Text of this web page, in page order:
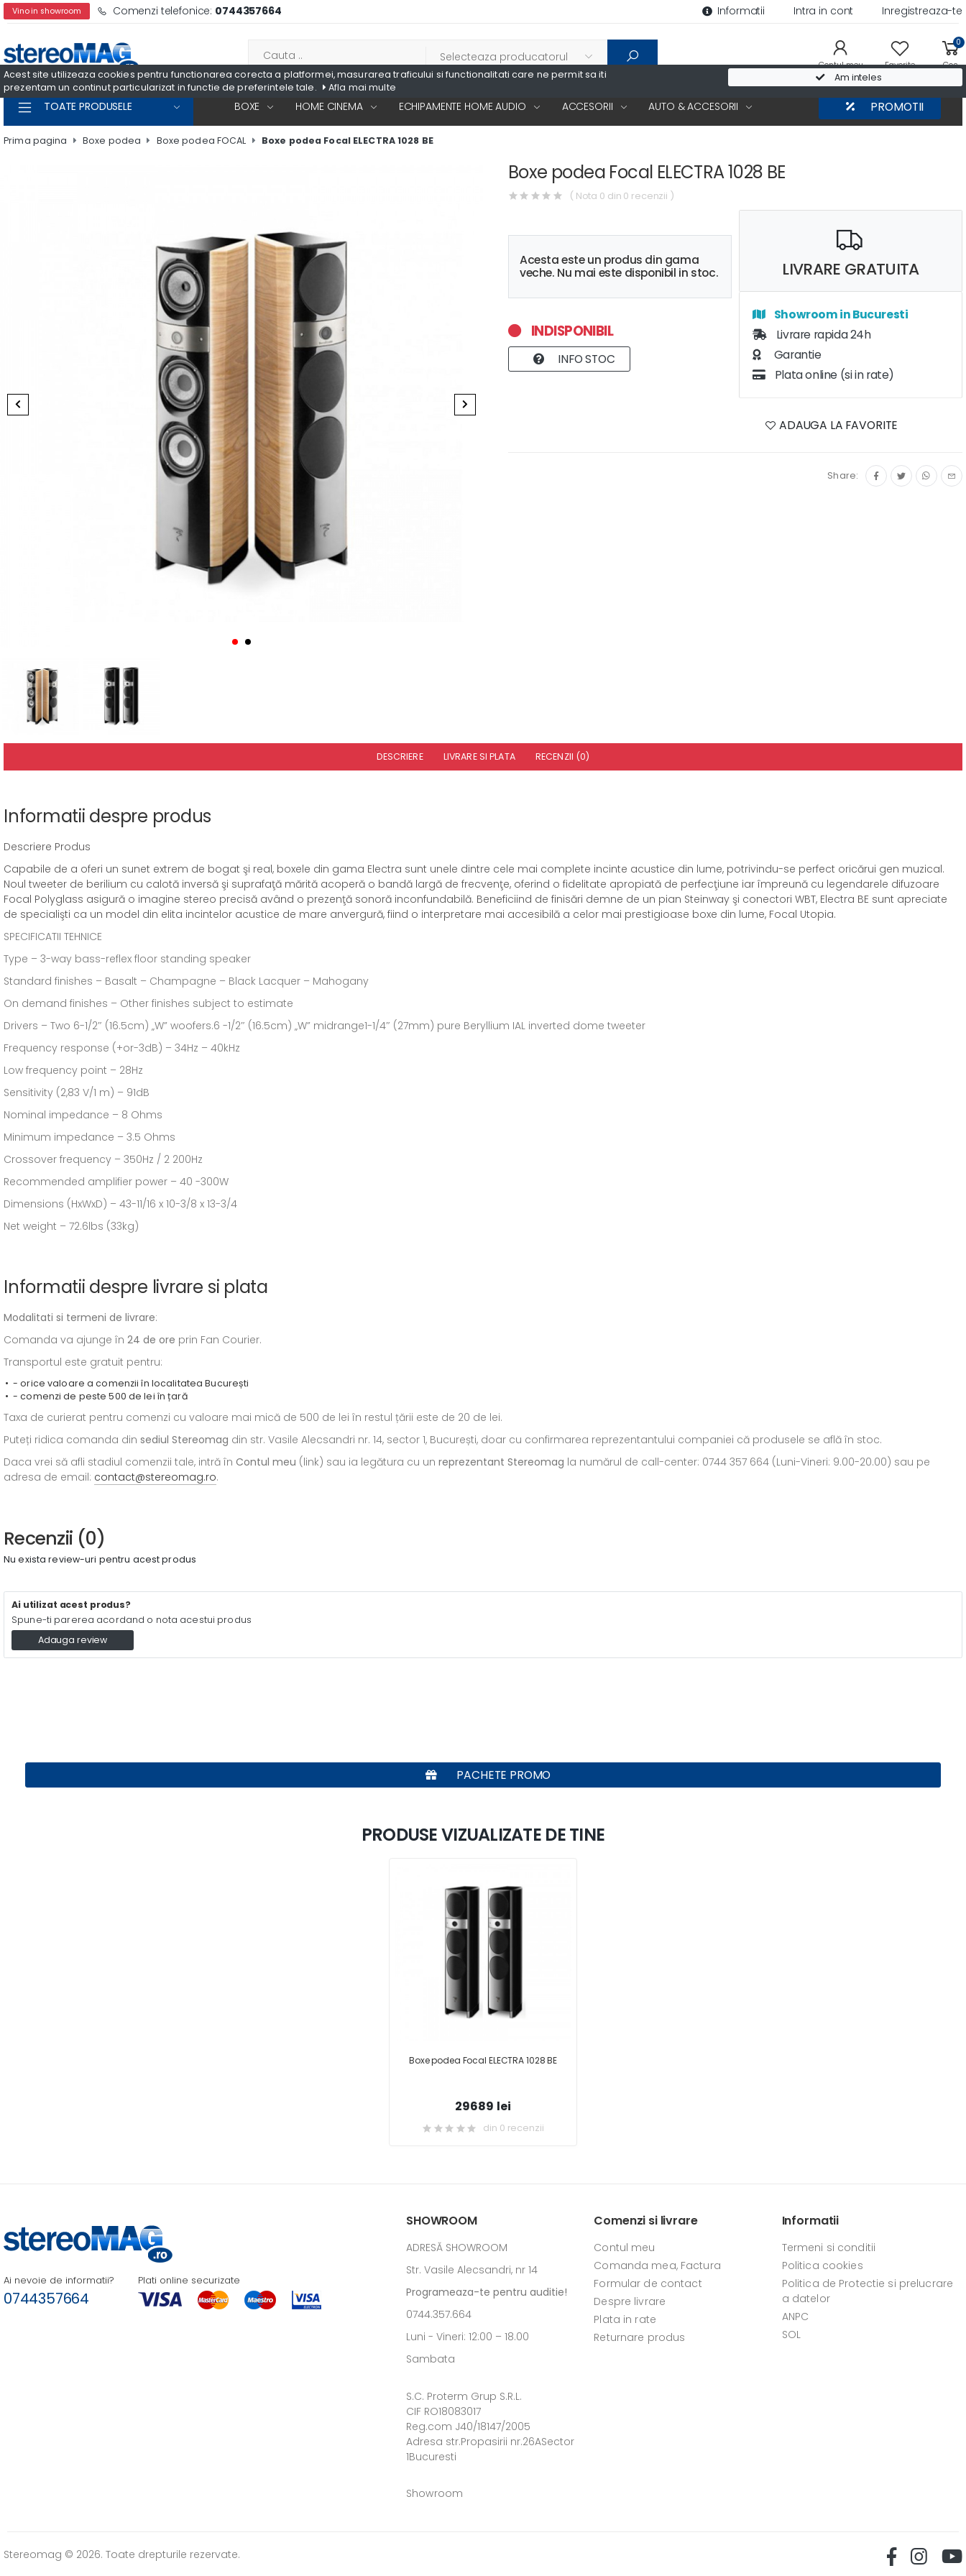
Acest site utilizeaza cookies pentru functionarea corecta a platformei, masurarea traficului si functionalitati care ne permit sa iti
prezentam un continut particularizat in functie de preferintele tale.
Afla mai multe
Am inteles
Vino in showroom Comenzi telefonice: 0744357664 Informatii Intra in cont Inregistreaza-te
Contul meu Favorite
0
Cos
TOATE PRODUSELE BOXE HOME CINEMA ECHIPAMENTE HOME AUDIO ACCESORII AUTO & ACCESORII PROMOTII
Prima pagina Boxe podea Boxe podea FOCAL Boxe podea Focal ELECTRA 1028 BE
Boxe podea Focal ELECTRA 1028 BE
( Nota 0 din 0 recenzii )
Acesta este un produs din gama
veche. Nu mai este disponibil in stoc.
INDISPONIBIL
INFO STOC
LIVRARE GRATUITA
Showroom in Bucuresti
Livrare rapida 24h
Garantie
Plata online (si in rate)
ADAUGA LA FAVORITE
Share:
DESCRIERE LIVRARE SI PLATA RECENZII (0)
Informatii despre produs
Descriere Produs
Capabile de a oferi un sunet extrem de bogat şi real, boxele din gama Electra sunt unele dintre cele mai complete incinte acustice din lume, potrivindu-se perfect oricărui gen muzical.
Noul tweeter de berilium cu calotă inversă şi suprafaţă mărită acoperă o bandă largă de frecvenţe, oferind o fidelitate apropiată de perfecţiune iar împreună cu legendarele difuzoare
Focal Polyglass asigură o imagine stereo precisă având o prezenţă sonoră inconfundabilă. Beneficiind de finisări demne de un pian Steinway şi conectori WBT, Electra BE sunt apreciate
de specialişti ca un model din elita incintelor acustice de mare anvergură, fiind o interpretare mai accesibilă a celor mai prestigioase boxe din lume, Focal Utopia.
SPECIFICATII TEHNICE
Type – 3-way bass-reflex floor standing speaker
Standard finishes – Basalt – Champagne – Black Lacquer – Mahogany
On demand finishes – Other finishes subject to estimate
Drivers – Two 6-1/2″ (16.5cm) „W” woofers.6 -1/2″ (16.5cm) „W” midrange1-1/4″ (27mm) pure Beryllium IAL inverted dome tweeter
Frequency response (+or-3dB) – 34Hz – 40kHz
Low frequency point – 28Hz
Sensitivity (2,83 V/1 m) – 91dB
Nominal impedance – 8 Ohms
Minimum impedance – 3.5 Ohms
Crossover frequency – 350Hz / 2 200Hz
Recommended amplifier power – 40 -300W
Dimensions (HxWxD) – 43-11/16 x 10-3/8 x 13-3/4
Net weight – 72.6lbs (33kg)
Informatii despre livrare si plata
Modalitati si termeni de livrare:
Comanda va ajunge în 24 de ore prin Fan Courier.
Transportul este gratuit pentru:
- orice valoare a comenzii în localitatea București
- comenzi de peste 500 de lei în țară
Taxa de curierat pentru comenzi cu valoare mai mică de 500 de lei în restul țării este de 20 de lei.
Puteți ridica comanda din sediul Stereomag din str. Vasile Alecsandri nr. 14, sector 1, București, doar cu confirmarea reprezentantului companiei că produsele se află în stoc.
Daca vrei să afli stadiul comenzii tale, intră în Contul meu (link) sau ia legătura cu un reprezentant Stereomag la numărul de call-center: 0744 357 664 (Luni-Vineri: 9.00-20.00) sau pe
adresa de email: contact@stereomag.ro.
Recenzii (0)
Nu exista review-uri pentru acest produs
Ai utilizat acest produs?
Spune-ti parerea acordand o nota acestui produs
Adauga review
PACHETE PROMO
PRODUSE VIZUALIZATE DE TINE
Boxe podea Focal ELECTRA 1028 BE
29689 lei
din 0 recenzii
Ai nevoie de informatii?
0744357664
Plati online securizate
SHOWROOM
ADRESĂ SHOWROOM
Str. Vasile Alecsandri, nr 14
Programeaza-te pentru auditie!
0744.357.664
Luni - Vineri: 12:00 – 18.00
Sambata
S.C. Proterm Grup S.R.L.
CIF RO18083017
Reg.com J40/18147/2005
Adresa str.Propasirii nr.26ASector
1Bucuresti
Showroom
Comenzi si livrare
Contul meu
Comanda mea, Factura
Formular de contact
Despre livrare
Plata in rate
Returnare produs
Informatii
Termeni si conditii
Politica cookies
Politica de Protectie si prelucrare
a datelor
ANPC
SOL
Stereomag © 2026. Toate drepturile rezervate.